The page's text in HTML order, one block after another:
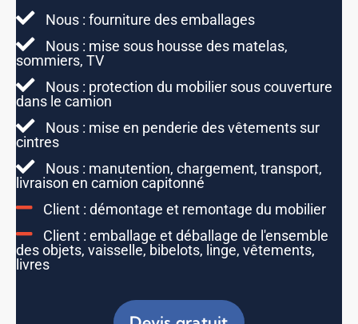
Nous : fourniture des emballages
Nous : mise sous housse des matelas,
sommiers, TV
Nous : protection du mobilier sous couverture
dans le camion
Nous : mise en penderie des vêtements sur
cintres
Nous : manutention, chargement, transport,
livraison en camion capitonné
Client : démontage et remontage du mobilier
Client : emballage et déballage de l'ensemble
des objets, vaisselle, bibelots, linge, vêtements,
livres